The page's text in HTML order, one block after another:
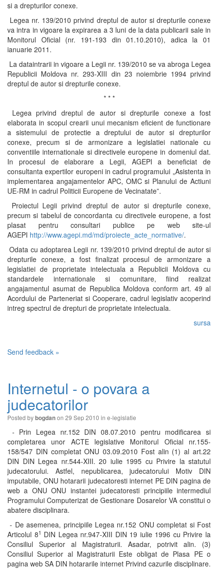
si a drepturilor conexe.
Legea nr. 139/2010 privind dreptul de autor si drepturile conexe
va intra in vigoare la expirarea a 3 luni de la data publicarii sale in
Monitorul Oficial (nr. 191-193 din 01.10.2010), adica la 01
ianuarie 2011.
La dataintrarii in vigoare a Legii nr. 139/2010 se va abroga Legea
Republicii Moldova nr. 293-XIII din 23 noiembrie 1994 privind
dreptul de autor si drepturile conexe.
* * *
Legea privind dreptul de autor si drepturile conexe a fost
elaborata in scopul crearii unui mecanism eficient de functionare
a sistemului de protectie a dreptului de autor si drepturilor
conexe, precum si de armonizare a legislatiei nationale cu
conventiile internationale si directivele europene in domeniul dat.
In procesul de elaborare a Legii, AGEPI a beneficiat de
consultanta expertilor europeni in cadrul programului „Asistenta in
implementarea angajamentelor APC, OMC si Planului de Actiuni
UE-RM in cadrul Politicii Europene de Vecinatate”.
Proiectul Legii privind dreptul de autor si drepturile conexe,
precum si tabelul de concordanta cu directivele europene, a fost
plasat pentru consultari publice pe web site-ul
AGEPI http://www.agepi.md/md/proiecte_acte_normative/.
Odata cu adoptarea Legii nr. 139/2010 privind dreptul de autor si
drepturile conexe, a fost finalizat procesul de armonizare a
legislatiei de proprietate intelectuala a Republicii Moldova cu
standardele internationale si comunitare, fiind realizat
angajamentul asumat de Republica Moldova conform art. 49 al
Acordului de Parteneriat si Cooperare, cadrul legislativ acoperind
intreg spectrul de drepturi de proprietate intelectuala.
sursa
Send feedback »
Internetul - o povara a
judecatorilor
Posted bybogdanon 29 Sep 2010 in e-legislatie
- Prin Legea nr.152 DIN 08.07.2010 pentru modificarea si
completarea unor ACTE legislative Monitorul Oficial nr.155-
158/547 DIN completat ONU 03.09.2010 Fost alin (1) al art.22
DIN DIN Legea nr.544-XIII. 20 iulie 1995 cu Privire la statutul
judecatorului.
Astfel, nepublicarea, judecatorului Motiv DIN
imputabile, ONU hotararii judecatoresti internet PE DIN pagina de
web a ONU ONU instantei judecatoresti principiile intermediul
Programului Computerizat de Gestionare Dosarelor VA constitui o
abatere disciplinara.
- De asemenea, principiile Legea nr.152 ONU completat si Fost
Articolul 81 DIN Legea nr.947-XIII DIN 19 iulie 1996 cu Privire la
Consiliul Superior al Magistraturii.
Asadar, potrivit alin.
(3)
Consiliul Superior al Magistraturii Este obligat de Plasa PE o
pagina web SA DIN hotararile internet Privind cazurile disciplinare.